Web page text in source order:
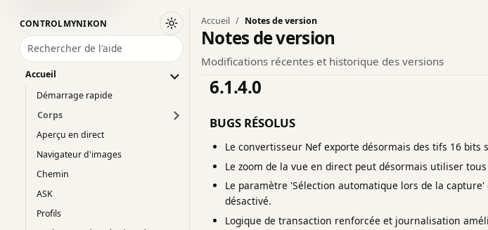
CONTROLMYNIKON
Passer au thème sombre
Rechercher de l'aide
Accueil
Démarrage rapide
Corps
Aperçu en direct
Navigateur d'images
Chemin
ASK
Profils
Accueil Notes de version
Notes de version
Modifications récentes et historique des versions
6.1.4.0
BUGS RÉSOLUS
Le convertisseur Nef exporte désormais des tifs 16
Le zoom de la vue en direct peut désormais utiliser
Le paramètre 'Sélection automatique lors de la
désactivé.
Logique de transaction renforcée et journalisation